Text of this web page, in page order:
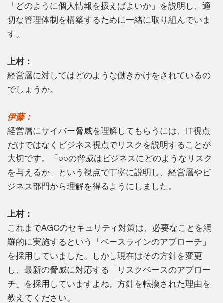
「どのように個人情報を扱えばよいか」を説明し、適
切な管理体制を構築するために一緒に取り組んでいま
す。
上村：
経営層に対してはどのような働きかけをされているの
でしょうか。
伊藤：
経営層にサイバー脅威を理解してもらうには、IT視点
だけではなくビジネス視点でリスクを説明することが
大切です。「○○の脅威はビジネスにどのようなリスク
を与えるか」という視点で丁寧に説明し、経営層やビ
ジネス部門から理解を得るようにしました。
上村：
これまでAGCのセキュリティ対策は、必要なことを網
羅的に実施するという「ベースラインのアプローチ」
を採用していました。しかし現在はその方針を変更
し、最新の脅威に対応する「リスクベースのアプロー
チ」を採用していますよね。方針を転換された理由を
教えてください。